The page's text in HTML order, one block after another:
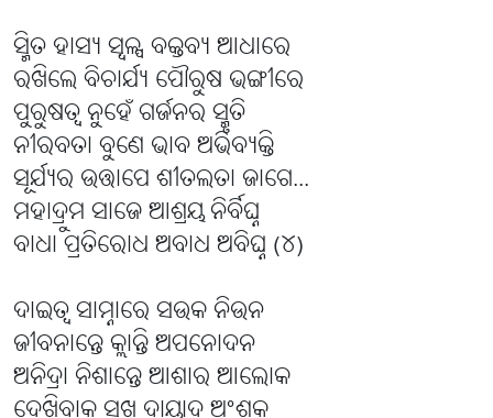
ସ୍ମିତ ହାସ୍ୟ ସ୍ୱଳ୍ପ ବକ୍ତବ୍ୟ ଆଧାରେ
ରଖିଲେ ବିଚାର୍ଯ୍ୟ ପୌରୁଷ ଭଙ୍ଗୀରେ
ପୁରୁଷତ୍ୱ ନୁହେଁ ଗର୍ଜନର ସ୍ମୃତି
ନୀରବତା ବୁଣେ ଭାବ ଅଭିବ୍ୟକ୍ତି
ସୂର୍ଯ୍ୟର ଉତ୍ତାପେ ଶୀତଲତା ଜାଗେ...
ମହାଦ୍ରୁମ ସାଜେ ଆଶ୍ରୟ ନିର୍ବିଘ୍ନ
ବାଧା ପ୍ରତିରୋଧ ଅବାଧ ଅବିଘ୍ନ (୪)
ଦାଇତ୍ୱ ସାମ୍ନାରେ ସଉକ ନିଉନ
ଜୀବନାନ୍ତେ କ୍ଲାନ୍ତି ଅପନୋଦନ
ଅନିଦ୍ରା ନିଶାନ୍ତେ ଆଶାର ଆଲୋକ
ଦେଖିବାକୁ ସୁଖ ଦାୟାଦ ଅଂଶକ